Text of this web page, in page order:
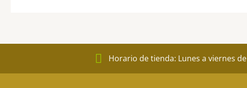
Horario de tienda: Lunes a viernes